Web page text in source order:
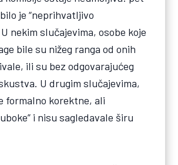
je “neprihvatljivo
nekim slučajevima, osobe koje
bile su nižeg ranga od onih
ili su bez odgovarajućeg
U drugim slučajevima,
formalno korektne, ali
i nisu sagledavale širu